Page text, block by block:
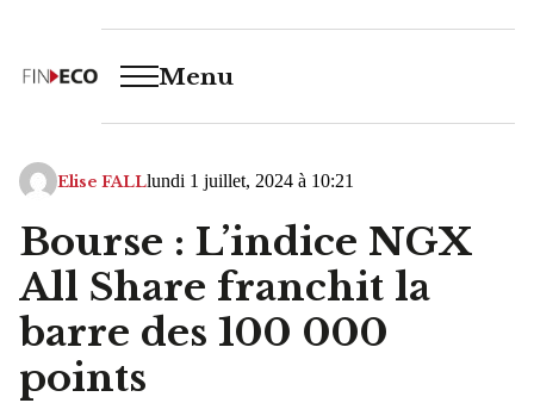
Menu
Elise FALLlundi 1 juillet, 2024 à 10:21
Bourse : L’indice NGX
All Share franchit la
barre des 100 000
points